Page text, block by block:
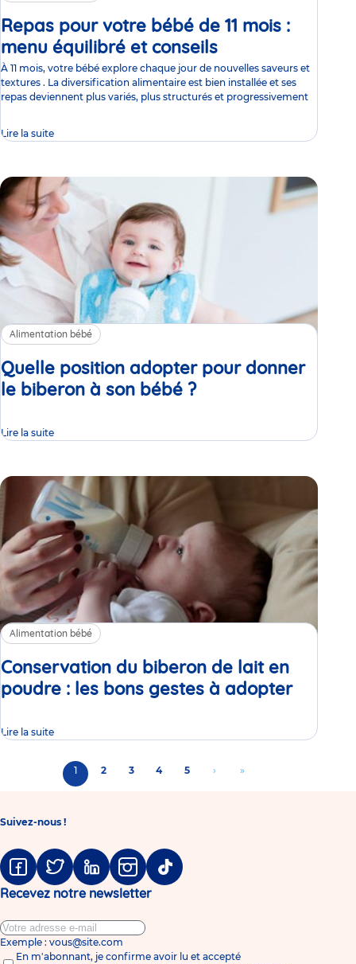
Repas pour votre bébé de 11 mois :
menu équilibré et conseils
À 11 mois, votre bébé explore chaque jour de nouvelles saveurs et
textures . La diversification alimentaire est bien installée et ses
repas deviennent plus variés, plus structurés et progressivement
Lire la suite
Alimentation bébé
Quelle position adopter pour donner
le biberon à son bébé ?Article
Lire la suite
Alimentation bébé
Conservation du biberon de lait en
poudre : les bons gestes à adopterArticle
Lire la suite
Page
courante
1 Page
2 Page
3 Page
4 Page
5
Aller
›
Aller
»
Suivez-nous !
FacebookTwitter LinkedinInstagramTiktok
Recevez notre newsletter
Exemple : vous@site.com
En m'abonnant, je confirme avoir lu et accepté